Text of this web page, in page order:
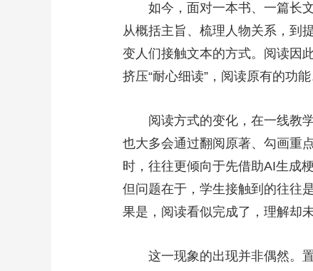
直播 竞猜 2026年世界杯 2026
CCTV奥林匹克频道 生活体育大会
大国展会 大国保险 云顶对话
CCTV.节目官网 直播 节目单 栏目 片
如今，面对一本书、一篇长文
从概括主旨、梳理人物关系，到
变人们接触文本的方式。阅读因
挤压“耐心细读”，阅读原有的功
阅读方式的变化，在一线教学
也大多会通过翻阅原著、勾画重
时，往往更倾向于先借助AI生成
但问题在于，学生接触到的往往
果是，阅读看似完成了，理解却
这一现象的出现并非偶然。置